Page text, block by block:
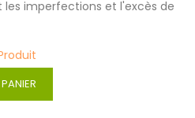
les imperfections et l'excès de